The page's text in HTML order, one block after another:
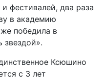
фестивалей, два раза
в академию
победила в
звездой».
Ксюшино
с 3 лет